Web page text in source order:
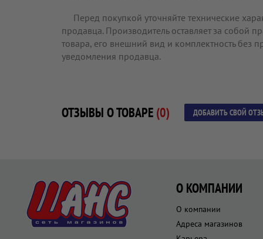
Перед покупкой уточняйте технические
продавца. Производитель оставляет за собой
товара, его внешний вид и комплектность без
уведомления продавца.
ОТЗЫВЫ О ТОВАРЕ (0) ДОБАВИТЬ СВОЙ
О КОМПАНИИ
О компании
Адреса магазинов